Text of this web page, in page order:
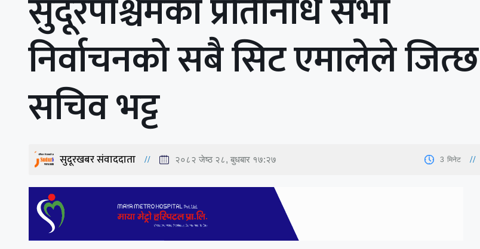
सुदूरपश्चिमका प्रतिनिधि सभा
निर्वाचनको सबै सिट एमालेले
सचिव भट्ट
सुदूरखबर संवाददाता २०८२ जेष्ठ २८, बुधबार १७:२७ 3 मिनेट